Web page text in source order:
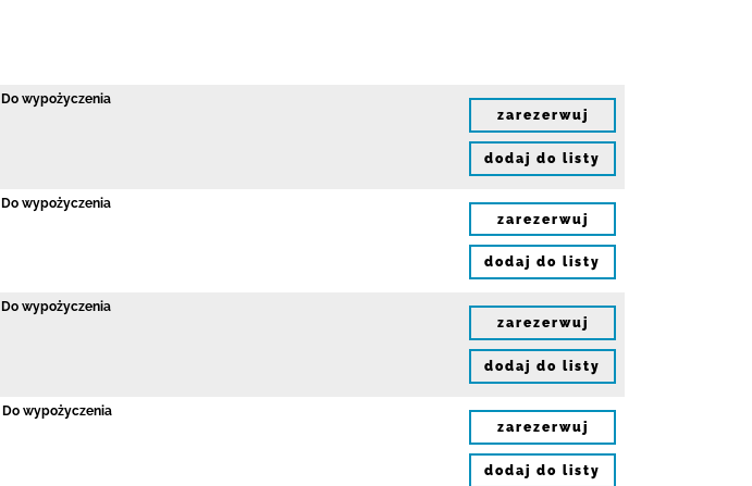
Do wypożyczenia
zarezerwuj
dodaj do listy
Do wypożyczenia
zarezerwuj
dodaj do listy
Do wypożyczenia
zarezerwuj
dodaj do listy
Do wypożyczenia
zarezerwuj
dodaj do listy